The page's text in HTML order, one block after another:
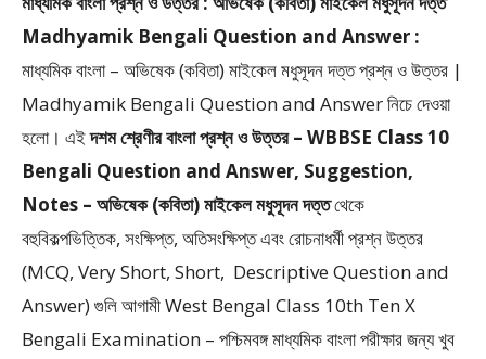
Madhyamik Bengali Question and Answer :
মাধ্যমিক বাংলা – অভিষেক (কবিতা) মাইকেল মধুসূদন দত্ত প্রশ্ন ও উত্তর |
Madhyamik Bengali Question and Answerনিচে দেওয়া
হলো। এইদশম শ্রেণীর বাংলা প্রশ্ন ও উত্তর – WBBSE Class 10
Bengali Question and Answer, Suggestion,
Notes – অভিষেক (কবিতা) মাইকেল মধুসূদন দত্তথেকে
বহুবিকল্পভিত্তিক, সংক্ষিপ্ত, অতিসংক্ষিপ্ত এবং রোচনাধর্মী প্রশ্ন উত্তর
(MCQ, Very Short, Short, Descriptive Question and
Answer)গুলি আগামী West Bengal Class 10th Ten X
Bengali Examination – পশ্চিমবঙ্গ মাধ্যমিক বাংলা পরীক্ষার জন্য খুব